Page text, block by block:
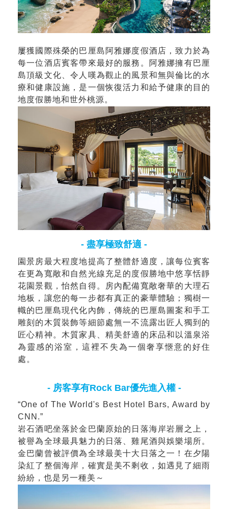
屢獲國際殊榮的巴厘島阿雅娜度假酒店，致力於為
每一位酒店賓客帶來最好的服務。阿雅娜擁有巴厘
島頂級文化、令人嘆為觀止的風景和無與倫比的水
療和健康設施，是一個恢復活力和給予健康的目的
地度假勝地和世外桃源。
- 盡享極致舒適 -
園景房最大程度地提高了整體舒適度，讓每位賓客
在更為寬敞和自然光線充足的度假勝地中悠享恬靜
花園景觀，怡然自得。房內配備寬敞奢華的大理石
地板，讓您的每一步都有真正的豪華體驗；獨樹一
幟的巴厘島現代化內飾，傳統的巴厘島圖案和手工
雕刻的木質裝飾等細節處無一不流露出匠人獨到的
匠心精神。木質家具、精美舒適的床品和以溫泉浴
為靈感的浴室，這裡不失為一個奢享愜意的好住
處。
- 房客享有Rock Bar優先進入權 -
“One of The World's Best Hotel Bars, Award by
CNN.”
岩石酒吧坐落於金巴蘭原始的日落海岸岩層之上，
被譽為全球最具魅力的日落、雞尾酒與娛樂場所。
金巴蘭曾被評價為全球最美十大日落之一！在夕陽
染紅了整個海岸，確實是美不剩收，如遇見了細雨
紛紛，也是另一種美～